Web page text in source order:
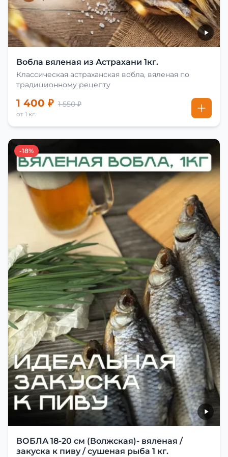
Вобла вяленая из Астрахани 1кг.
Классическая астраханская вобла, вяленая по
традиционному рецепту
1 400 ₽ 1 550 ₽
от 1 кг.
-18%
ВОБЛА 18-20 см (Волжская)- вяленая /
закуска к пиву / сушеная рыба 1 кг.